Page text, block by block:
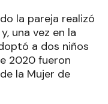
la pareja realizó
una vez en la
a dos niños
2020 fueron
la Mujer de